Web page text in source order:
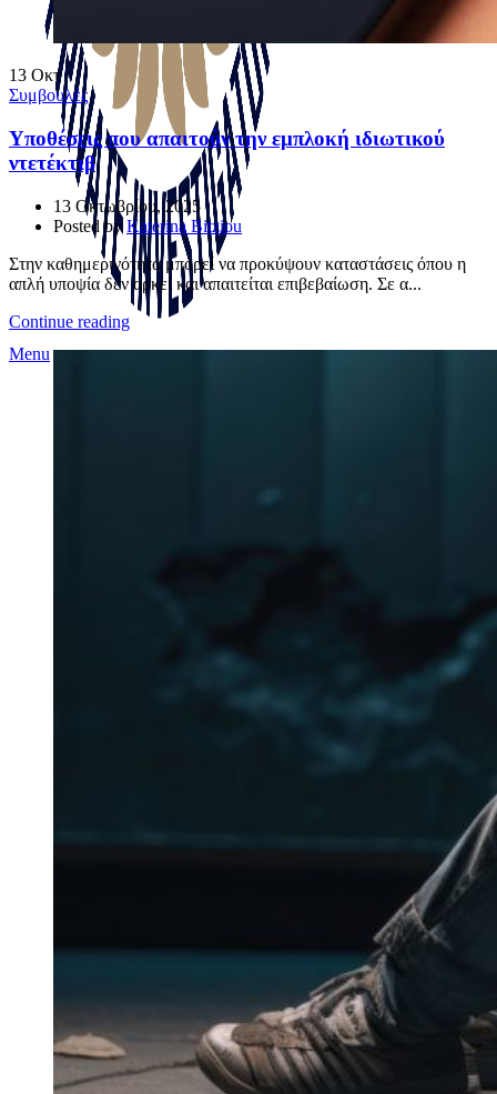
Menu
13 Οκτ
Συμβουλές
Υποθέσεις που απαιτούν την εμπλοκή ιδιωτικού
ντετέκτιβ
13 Οκτωβρίου, 2025
Posted by Katerina Bitziou
Στην καθημερινότητα μπορεί να προκύψουν καταστάσεις όπου η
απλή υποψία δεν αρκεί και απαιτείται επιβεβαίωση. Σε α...
Continue reading